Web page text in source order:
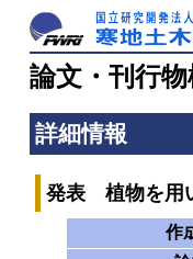
論文・刊行
詳細情報
発表 植物を用
作